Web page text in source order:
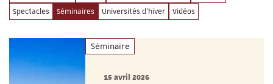
Spectacles
Séminaires Universités d'hiver Vidéos
Séminaire
15 avril 2026